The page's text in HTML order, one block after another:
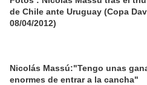
de Chile ante Uruguay (Copa
08/04/2012)
Nicolás Massú:"Tengo unas
enormes de entrar a la cancha"